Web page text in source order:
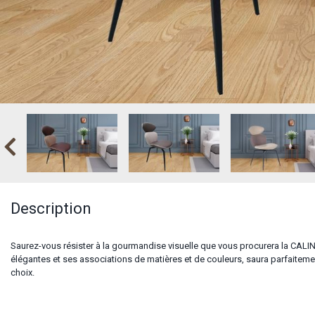
Description
Saurez-vous résister à la gourmandise visuelle que vous procurera la
élégantes et ses associations de matières et de couleurs, saura
choix.